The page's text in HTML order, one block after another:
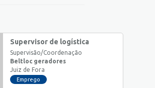
Supervisor de logística
Supervisão/Coordenação
Beltloc geradores
Juiz de Fora
Emprego